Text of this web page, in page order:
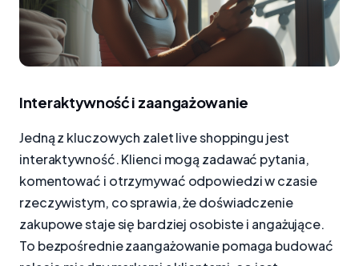
Interaktywność i zaangażowanie
Jedną z kluczowych zalet live shoppingu jest
interaktywność. Klienci mogą zadawać pytania,
komentować i otrzymywać odpowiedzi w czasie
rzeczywistym, co sprawia, że doświadczenie
zakupowe staje się bardziej osobiste i angażujące.
To bezpośrednie zaangażowanie pomaga budować